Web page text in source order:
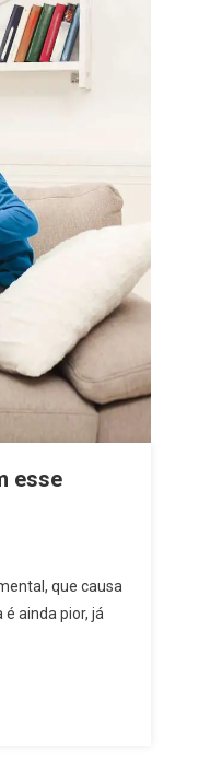
esse
que causa
ainda pior, já